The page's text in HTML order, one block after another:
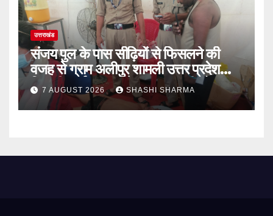
उत्तराखंड
संजय पुल के पास सीढ़ियों से फिसलने की
वजह से ग्राम अलीपुर शामली उत्तर प्रदेश
निवासी आर्यन कुमार के सर पर गहरी चोट आ
गई
7 AUGUST 2026 SHASHI SHARMA